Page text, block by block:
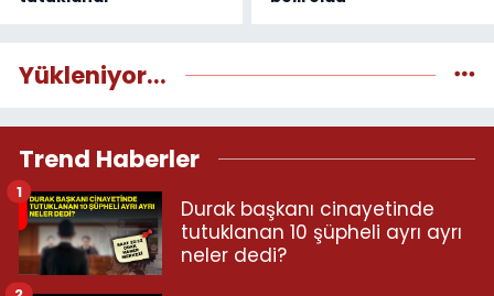
Yükleniyor...
Trend Haberler
Durak başkanı cinayetinde
tutuklanan 10 şüpheli ayrı ayrı
neler dedi?
1